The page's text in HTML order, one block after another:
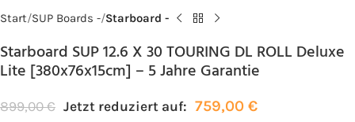
Start SUP Boards - Starboard -
Starboard SUP 12.6 X 30 TOURING DL ROLL Deluxe
Lite [380x76x15cm] – 5 Jahre Garantie
899,00€ Jetzt reduziert auf: 759,00 €